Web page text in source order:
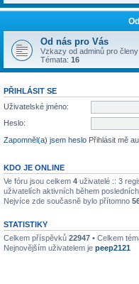
Od nás pro Vás
Vzkazy od adminů pro
Témata: 16
PŘIHLÁSIT SE
Uživatelské jméno:
Heslo:
Zapomněl(a) jsem heslo Přihlásit mě
KDO JE ONLINE
Ve fóru jsou celkem 4 uživatelé :: 3
uživatelích aktivních během
Nejvíce zde současně bylo přítomno
STATISTIKY
Celkem příspěvků 22947 • Celkem
Nejnovějším uživatelem je peep2121